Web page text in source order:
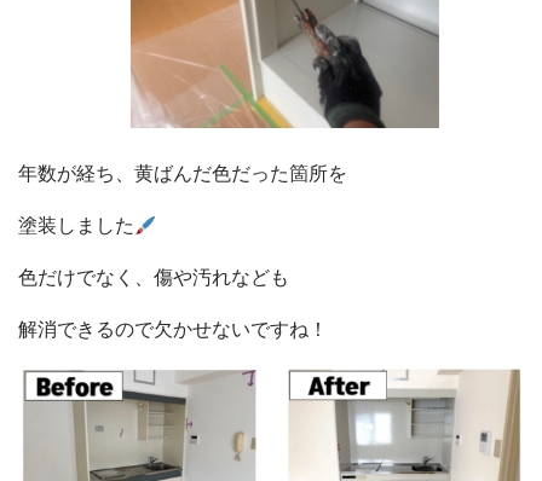
年数が経ち、黄ばんだ色だった箇所を
塗装しました
色だけでなく、傷や汚れなども
解消できるので欠かせないですね！